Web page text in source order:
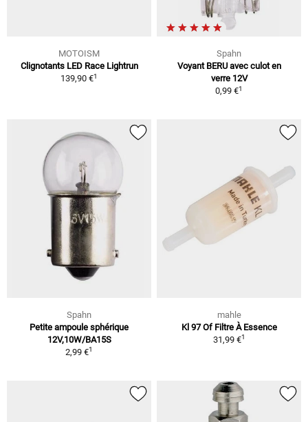
MOTOISM
Clignotants LED Race Lightrun
139,90 €1
Spahn
Voyant BERU avec culot en
verre 12V
0,99 €1
Spahn
Petite ampoule sphérique
12V,10W/BA15S
2,99 €1
mahle
Kl 97 Of Filtre À Essence
31,99 €1